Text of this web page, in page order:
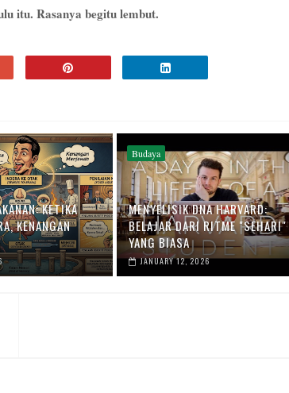
itu. Rasanya begitu lembut.
KETIKA
KENANGAN
Budaya
MENYELISIK DNA HARVARD:
BELAJAR DARI RITME "SEHARI"
YANG BIASA
JANUARY 12, 2026